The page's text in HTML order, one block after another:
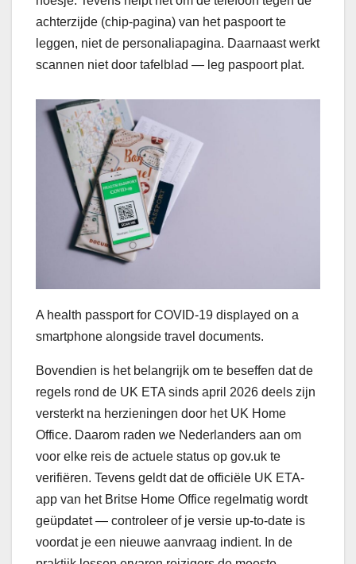
achterzijde (chip-pagina) van het paspoort te
leggen, niet de personaliapagina. Daarnaast werkt
scannen niet door tafelblad — leg paspoort plat.
A health passport for COVID-19 displayed on a
smartphone alongside travel documents.
Bovendien is het belangrijk om te beseffen dat de
regels rond de UK ETA sinds april 2026 deels zijn
versterkt na herzieningen door het UK Home
Office. Daarom raden we Nederlanders aan om
voor elke reis de actuele status op gov.uk te
verifiëren. Tevens geldt dat de officiële UK ETA-
app van het Britse Home Office regelmatig wordt
geüpdatet — controleer of je versie up-to-date is
voordat je een nieuwe aanvraag indient. In de